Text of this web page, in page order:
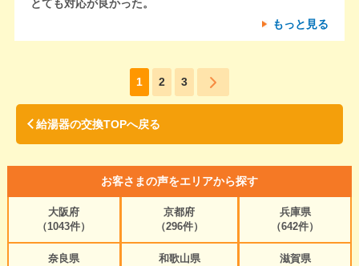
とても対応が良かった。
もっと見る
1 2 3
給湯器の交換TOPへ戻る
お客さまの声をエリアから探す
大阪府
（1043件）
京都府
（296件）
兵庫県
（642件）
奈良県
和歌山県
滋賀県